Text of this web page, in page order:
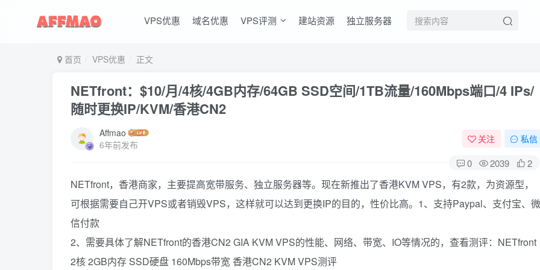
VPS优惠 域名优惠 VPS评测 建站资源 独立服务器
首页 VPS优惠 正文
NETfront：$10/月/4核/4GB内存/64GB SSD空间/1TB流量/160Mbps端口/4 IPs/
随时更换IP/KVM/香港CN2
Affmao
6年前发布
关注 私信
0 2039 2
NETfront，香港商家，主要提高宽带服务、独立服务器等。现在新推出了香港KVM VPS，有2款，为资源型，
可根据需要自己开VPS或者销毁VPS，这样就可以达到更换IP的目的，性价比高。1、支持Paypal、支付宝、微
信付款
2、需要具体了解NETfront的香港CN2 GIA KVM VPS的性能、网络、带宽、IO等情况的，查看测评：NETfront
2核 2GB内存 SSD硬盘 160Mbps带宽 香港CN2 KVM VPS测评